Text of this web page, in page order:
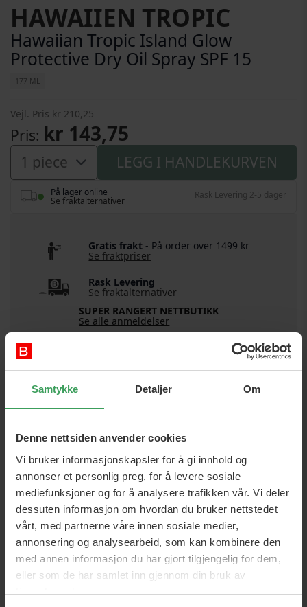
Samtykke Detaljer Om
Denne nettsiden anvender cookies
Vi bruker informasjonskapsler for å gi innhold og
annonser et personlig preg, for å levere sosiale
mediefunksjoner og for å analysere trafikken vår. Vi deler
dessuten informasjon om hvordan du bruker nettstedet
vårt, med partnerne våre innen sosiale medier,
annonsering og analysearbeid, som kan kombinere den
med annen informasjon du har gjort tilgjengelig for dem,
eller som de har samlet inn gjennom din bruk av
tjenestene deres.
DETALJER
ml:
177 ml
Egenskaper:
Glans gir
Fuktighets
Hudtype:
Alle hudtyper
Miljømerker:
Sustainable
HAWAIIEN TROPIC
Hawaiian Tropic Island Glow
Protective Dry Oil Spray SPF 15
177 ML
Vejl. Pris kr 210,25
Pris kr 143,75
LEGG I HANDLEKURVEN
På lager online
Se fraktalternativer
Rask Levering 2-5 dager
Gratis frakt - På order över 1499 kr
Se fraktpriser
Rask Levering
Se fraktalternativer
SUPER RANGERT NETTBUTIKK
Se alle anmeldelser